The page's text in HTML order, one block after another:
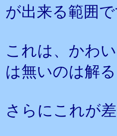
が出来る範囲
これは、かわ
は無いのは解る
さらにこれが